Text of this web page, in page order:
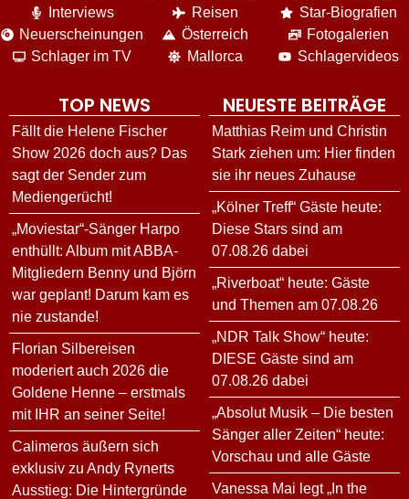
Interviews
Neuerscheinungen
Schlager im TV
Reisen
Österreich
Mallorca
Star-Biografien
Fotogalerien
Schlagervideos
TOP NEWS
Fällt die Helene Fischer
Show 2026 doch aus? Das
sagt der Sender zum
Mediengerücht!
„Moviestar“-Sänger Harpo
enthüllt: Album mit ABBA-
Mitgliedern Benny und Björn
war geplant! Darum kam es
nie zustande!
Florian Silbereisen
moderiert auch 2026 die
Goldene Henne – erstmals
mit IHR an seiner Seite!
Calimeros äußern sich
exklusiv zu Andy Rynerts
Ausstieg: Die Hintergründe
NEUESTE BEITRÄGE
Matthias Reim und Christin
Stark ziehen um: Hier finden
sie ihr neues Zuhause
„Kölner Treff“ Gäste heute:
Diese Stars sind am
07.08.26 dabei
„Riverboat“ heute: Gäste
und Themen am 07.08.26
„NDR Talk Show“ heute:
DIESE Gäste sind am
07.08.26 dabei
„Absolut Musik – Die besten
Sänger aller Zeiten“ heute:
Vorschau und alle Gäste
Vanessa Mai legt „In the